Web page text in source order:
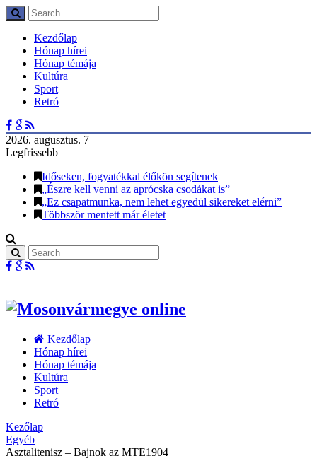
Kezdőlap
Hónap hírei
Hónap témája
Kultúra
Sport
Retró
2026. augusztus. 7
Legfrissebb
Időseken, fogyatékkal élőkön segítenek
„Észre kell venni az aprócska csodákat is”
„Ez csapatmunka, nem lehet egyedül sikereket elérni”
Többször mentett már életet
Kezdőlap
Hónap hírei
Hónap témája
Kultúra
Sport
Retró
Kezőlap
Egyéb
Asztalitenisz – Bajnok az MTE1904